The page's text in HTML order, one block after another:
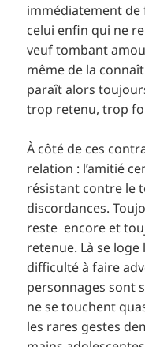
immédiatement de
celui enfin qui ne
veuf tombant
même de la
paraît alors
trop retenu, trop
À côté de ces
relation : l’amitié
résistant contre le
discordances.
reste encore et
retenue. Là se
difficulté à faire
personnages sont
ne se touchent
les rares gestes